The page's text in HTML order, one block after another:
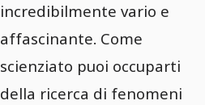
incredibilmente vario e
affascinante. Come
scienziato puoi occuparti
della ricerca di fenomeni